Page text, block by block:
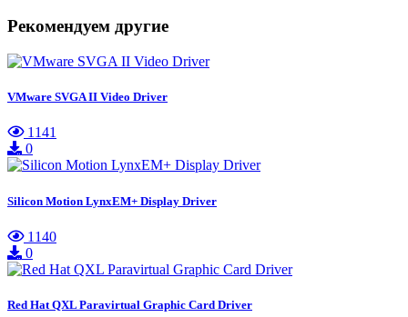
Рекомендуем другие
VMware SVGA II Video Driver
1141
0
Silicon Motion LynxEM+ Display Driver
1140
0
Red Hat QXL Paravirtual Graphic Card Driver